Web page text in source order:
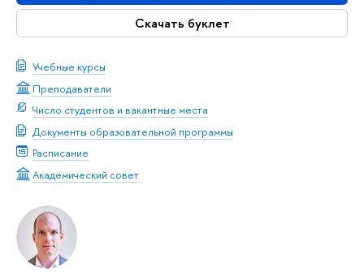
Скачать буклет
Учебные курсы
Преподаватели
Число студентов и вакантные места
Документы образовательной программы
Расписание
Академический совет